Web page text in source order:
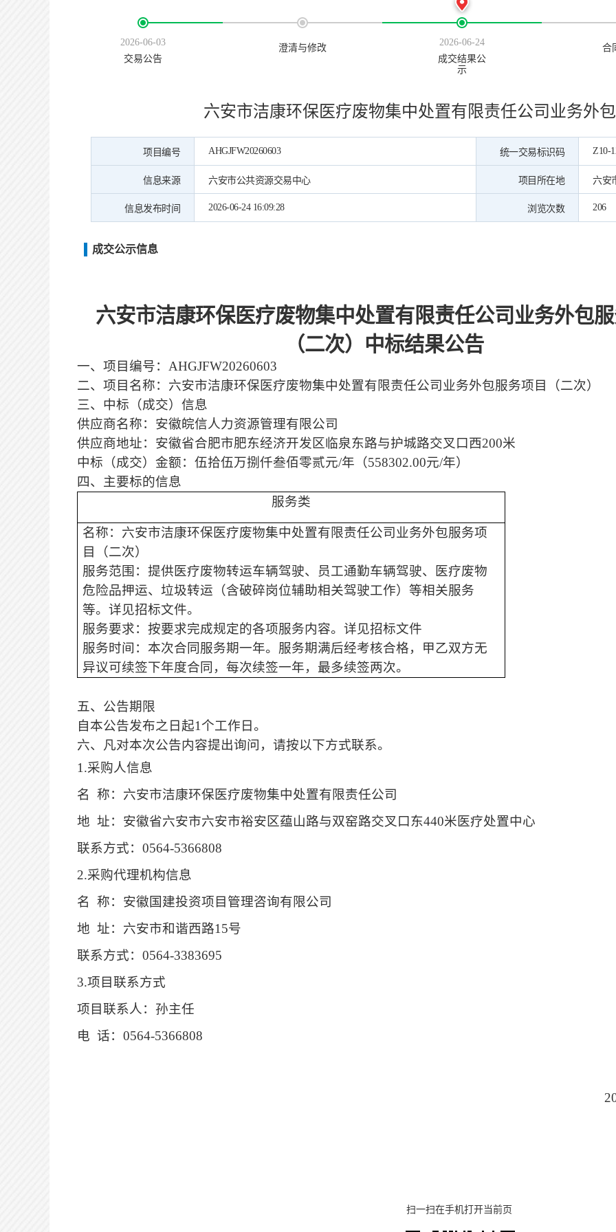
2026-06-03
交易公告
澄清与修改
2026-06-24
成交结果公
示
合
六安市洁康环保医疗废物集中处置有限责任公司业务外
项目编号 AHGJFW20260603 统一交易标识码 Z10-
信息来源 六安市公共资源交易中心 项目所在地 六安
信息发布时间 2026-06-24 16:09:28 浏览次数 206
成交公示信息
六安市洁康环保医疗废物集中处置有限责任公司业务外包
（二次）中标结果公告
一、 项目编号： AHGJFW20260603
二、项目名称： 六安市洁康环保医疗废物集中处置有限责任公司业务外包服务项目（二次）
三、 中标（成交）信息
供应商名称：安徽皖信人力资源管理有限公司
供应商地址： 安徽省合肥市肥东经济开发区临泉东路与护城路交叉口西200米
中标（成交）金额： 伍拾伍万捌仟叁佰零贰元/年 （558302.00元/年）
四、主要标的信息
服务类
名称： 六安市洁康环保医疗废物集中处置有限责任公司业务外包服务项
目（二次）
服务范围：提供医疗废物转运车辆驾驶、员工通勤车辆驾驶、医疗废物
危险品押运、垃圾转运（含破碎岗位辅助相关驾驶工作）等相关服务
等。详见招标文件。
服务要求：按要求完成规定的各项服务内容。详见招标文件
服务时间： 本次合同服务期一年。服务期满后经考核合格，甲乙双方无
异议可续签下年度合同，每次续签一年，最多续签两次。
五、公告期限
自本公告发布之日起1个工作日。
六、凡对本次公告内容提出询问，请按以下方式联系。
1.采购人信息
名
称： 六安市洁康环保医疗废物集中处置有限责任公司
地 址：安徽省六安市六安市裕安区蕴山路与双窑路交叉口东440米医疗处置中心
联系方式： 0564-5366808
2.采购代理机构信息
名
称： 安徽国建投资项目管理咨询有限公司
地 址： 六安市和谐西路15号
联系方式： 0564-3383695
3.项目联系方式
项目联系人：孙主任
电 话： 0564-5366808
扫一扫在手机打开当前页